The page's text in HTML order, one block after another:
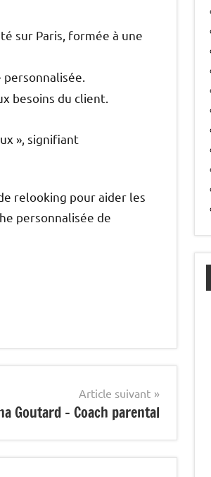
sur Paris, formée à une
besoins du client.
», signifiant
relooking pour aider les
personnalisée de
Article suivant
Goutard – Coach parental